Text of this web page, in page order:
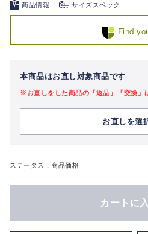
商品情報 サイズスペック
Find
本商品はお直し対象商品です
※お直しをした商品の『返品』『交換』
お直しを選
ステータス：商品価格
カートに